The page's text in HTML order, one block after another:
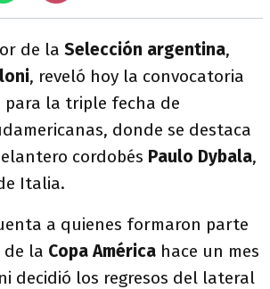
de la Selección argentina,
, reveló hoy la convocatoria
para la triple fecha de
donde se destaca
cordobés Paulo Dybala,
Italia.
a quienes formaron parte
la Copa América hace un mes
decidió los regresos del lateral